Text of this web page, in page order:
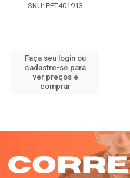
SKU: PET401913
Faça seu login ou
cadastre-se para
ver preços e
comprar